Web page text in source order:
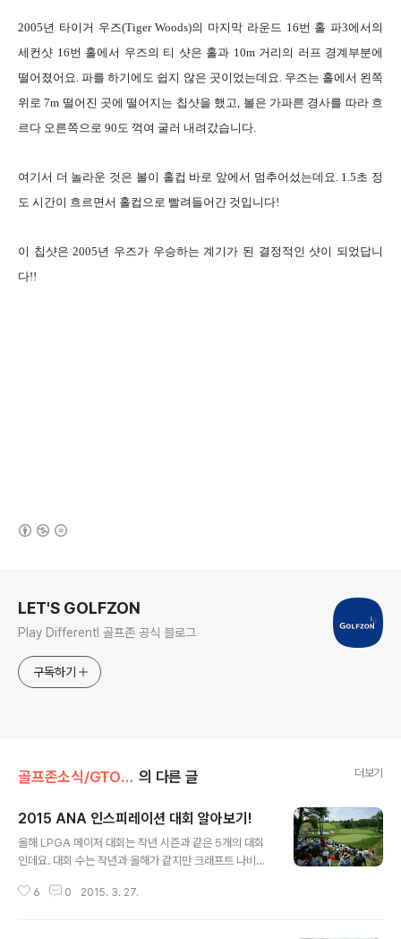
2005년 타이거 우즈(Tiger Woods)의 마지막 라운드 16번 홀 파3에서의
세컨샷 16번 홀에서 우즈의 티 샷은 홀과 10m 거리의 러프 경계부분에
떨어졌어요. 파를 하기에도 쉽지 않은 곳이었는데요. 우즈는 홀에서 왼쪽
위로 7m 떨어진 곳에 떨어지는 칩샷을 했고, 볼은 가파른 경사를 따라 흐
르다 오른쪽으로 90도 꺽여 굴러 내려갔습니다.
여기서 더 놀라운 것은 볼이 홀컵 바로 앞에서 멈추어섰는데요. 1.5초 정
도 시간이 흐르면서 홀컵으로 빨려들어간 것입니다!
이 칩샷은 2005년 우즈가 우승하는 계기가 된 결정적인 샷이 되었답니
다!!
LET'S GOLFZON
Play Different! 골프존 공식 블로그
구독하기
골프존소식/GTOUR 의 다른 글 더보기
2015 ANA 인스피레이션 대회 알아보기!
올해 LPGA 메이저 대회는 작년 시즌과 같은 5개의 대회
인데요. 대회 수는 작년과 올해가 같지만 크래프트 나비스
이점인 것 같아요! 올해 첫 메이저 대회가 다음주로 다가온
6 0 2015. 3. 27.